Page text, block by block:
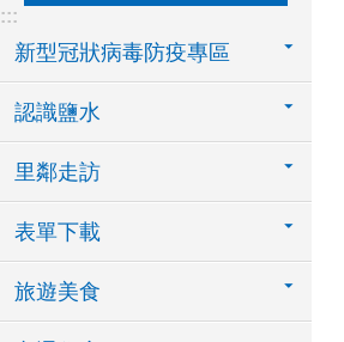
:::
新型冠狀病毒防疫專區
認識鹽水
里鄰走訪
表單下載
旅遊美食